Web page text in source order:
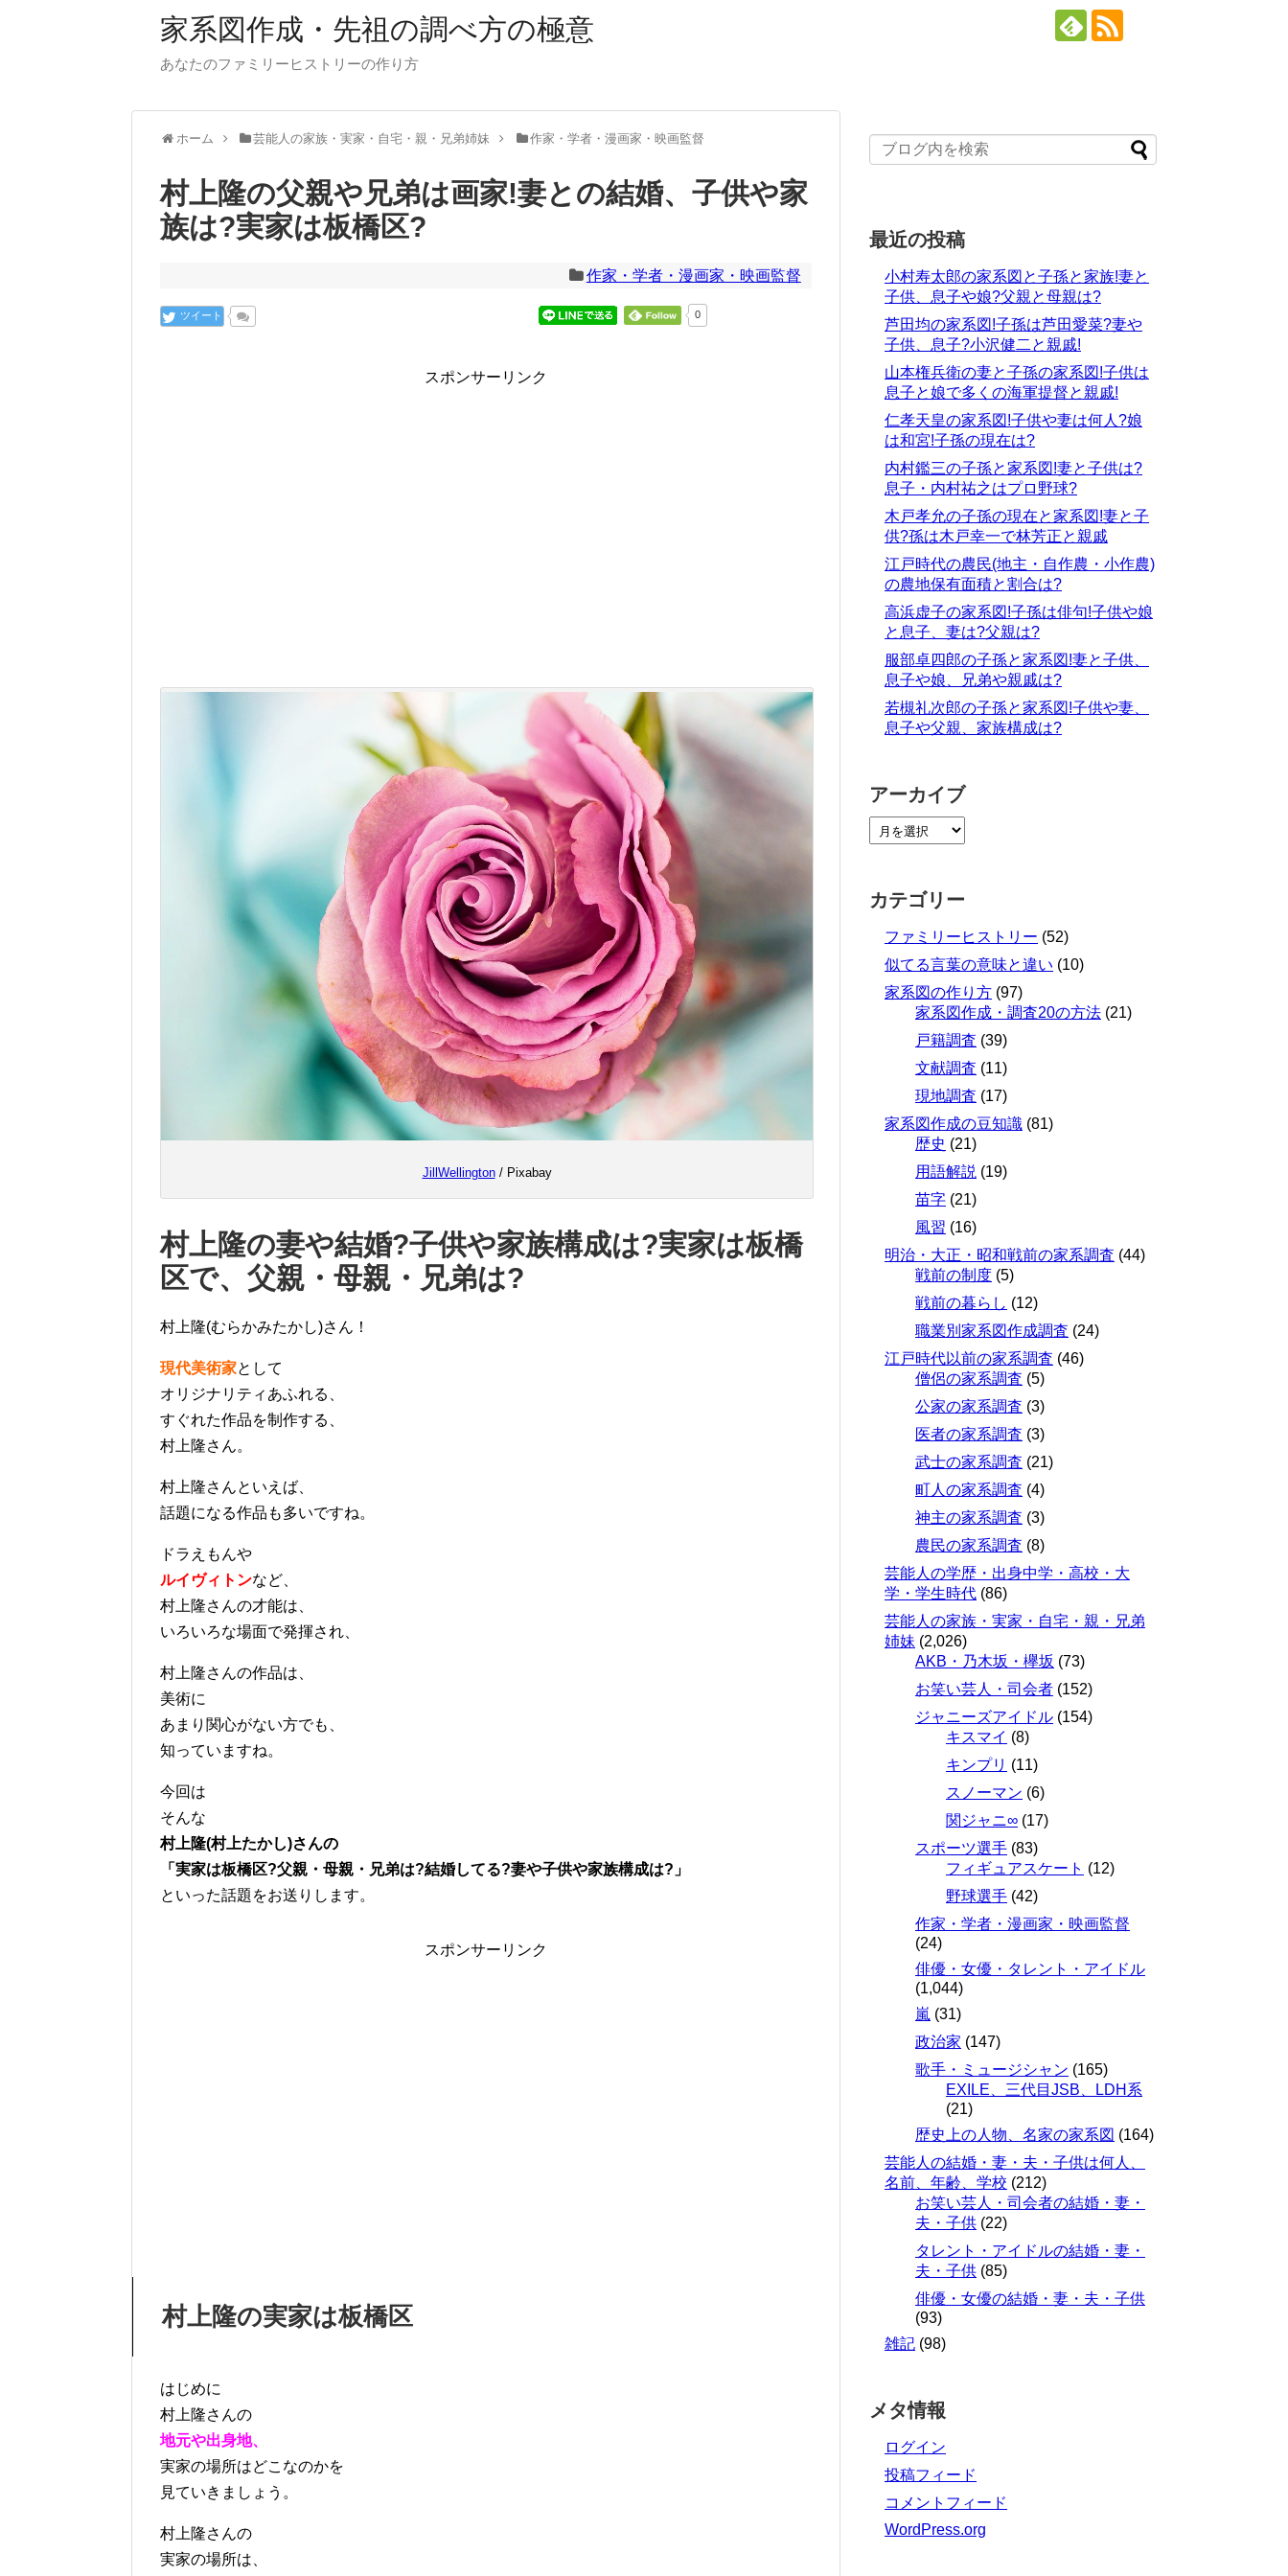
家系図作成・先祖の調べ方の極意
あなたのファミリーヒストリーの作り方
ホーム 芸能人の家族・実家・自宅・親・兄弟姉妹 作家・学者・漫画家・映画監督
村上隆の父親や兄弟は画家!妻との結婚、子供や家
族は?実家は板橋区?
作家・学者・漫画家・映画監督
ツイート 0
スポンサーリンク
JillWellington/ Pixabay
村上隆の妻や結婚?子供や家族構成は?実家は板橋
区で、父親・母親・兄弟は?
村上隆(むらかみたかし)さん！
現代美術家として
オリジナリティあふれる、
すぐれた作品を制作する、
村上隆さん。
村上隆さんといえば、
話題になる作品も多いですね。
ドラえもんや
ルイヴィトンなど、
村上隆さんの才能は、
いろいろな場面で発揮され、
村上隆さんの作品は、
美術に
あまり関心がない方でも、
知っていますね。
今回は
そんな
村上隆(村上たかし)さんの
「実家は板橋区?父親・母親・兄弟は?結婚してる?妻や子供や家族構成は?」
といった話題をお送りします。
スポンサーリンク
村上隆の実家は板橋区
はじめに
村上隆さんの
地元や出身地、
実家の場所はどこなのかを
見ていきましょう。
村上隆さんの
実家の場所は、
最近の投稿
小村寿太郎の家系図と子孫と家族!妻と
子供、息子や娘?父親と母親は?
芦田均の家系図!子孫は芦田愛菜?妻や
子供、息子?小沢健二と親戚!
山本権兵衛の妻と子孫の家系図!子供は
息子と娘で多くの海軍提督と親戚!
仁孝天皇の家系図!子供や妻は何人?娘
は和宮!子孫の現在は?
内村鑑三の子孫と家系図!妻と子供は?
息子・内村祐之はプロ野球?
木戸孝允の子孫の現在と家系図!妻と子
供?孫は木戸幸一で林芳正と親戚
江戸時代の農民(地主・自作農・小作農)
の農地保有面積と割合は?
高浜虚子の家系図!子孫は俳句!子供や娘
と息子、妻は?父親は?
服部卓四郎の子孫と家系図!妻と子供、
息子や娘、兄弟や親戚は?
若槻礼次郎の子孫と家系図!子供や妻、
息子や父親、家族構成は?
アーカイブ
カテゴリー
ファミリーヒストリー (52)
似てる言葉の意味と違い (10)
家系図の作り方 (97)
家系図作成・調査20の方法 (21)
戸籍調査 (39)
文献調査 (11)
現地調査 (17)
家系図作成の豆知識 (81)
歴史 (21)
用語解説 (19)
苗字 (21)
風習 (16)
明治・大正・昭和戦前の家系調査 (44)
戦前の制度 (5)
戦前の暮らし (12)
職業別家系図作成調査 (24)
江戸時代以前の家系調査 (46)
僧侶の家系調査 (5)
公家の家系調査 (3)
医者の家系調査 (3)
武士の家系調査 (21)
町人の家系調査 (4)
神主の家系調査 (3)
農民の家系調査 (8)
芸能人の学歴・出身中学・高校・大
学・学生時代 (86)
芸能人の家族・実家・自宅・親・兄弟
姉妹 (2,026)
AKB・乃木坂・欅坂 (73)
お笑い芸人・司会者 (152)
ジャニーズアイドル (154)
キスマイ (8)
キンプリ (11)
スノーマン (6)
関ジャニ∞ (17)
スポーツ選手 (83)
フィギュアスケート (12)
野球選手 (42)
作家・学者・漫画家・映画監督
(24)
俳優・女優・タレント・アイドル
(1,044)
嵐 (31)
政治家 (147)
歌手・ミュージシャン (165)
EXILE、三代目JSB、LDH系
(21)
歴史上の人物、名家の家系図 (164)
芸能人の結婚・妻・夫・子供は何人、
名前、年齢、学校 (212)
お笑い芸人・司会者の結婚・妻・
夫・子供 (22)
タレント・アイドルの結婚・妻・
夫・子供 (85)
俳優・女優の結婚・妻・夫・子供
(93)
雑記 (98)
メタ情報
ログイン
投稿フィード
コメントフィード
WordPress.org